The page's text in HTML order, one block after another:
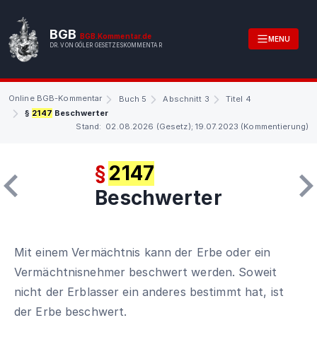
BGB BGB.Kommentar.de
DR. VON GÖLER GESETZESKOMMENTAR
MENU
Online BGB-Kommentar Buch 5 Abschnitt 3
Titel 4
§ 2147 Beschwerter
Stand: 02.08.2026 (Gesetz); 19.07.2023 (Kommentierung)
§ 2147
Beschwerter
Mit einem Vermächtnis kann der Erbe oder ein
Vermächtnisnehmer beschwert werden. Soweit
nicht der Erblasser ein anderes bestimmt hat, ist
der Erbe beschwert.